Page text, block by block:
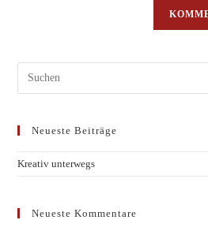
Neueste Beiträge
Kreativ unterwegs
Neueste Kommentare